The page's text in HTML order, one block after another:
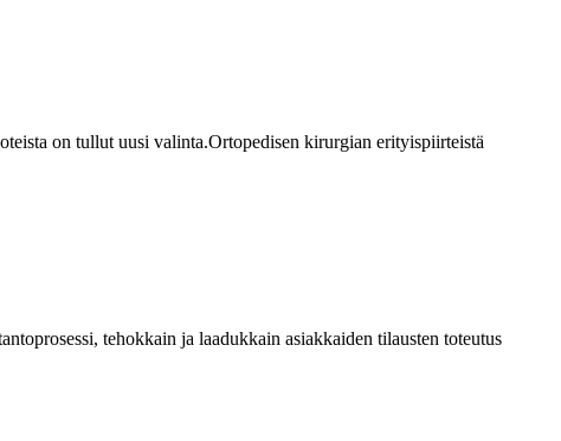
on tullut uusi valinta.Ortopedisen kirurgian erityispiirteistä
tehokkain ja laadukkain asiakkaiden tilausten toteutus